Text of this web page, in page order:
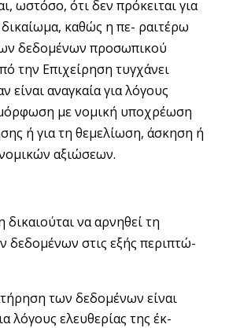
ωστόσο, ότι δεν πρόκειται για
καθώς η πε- ραιτέρω
δεδομένων προσωπικού
την Επιχείρηση τυγχάνει
είναι αναγκαία για λόγους
με νομική υποχρέωση
ή για τη θεμελίωση, άσκηση ή
αξιώσεων.
δικαιούται να αρνηθεί τη
δεδομένων στις εξής περιπτώ-
των δεδομένων είναι
λόγους ελευθερίας της έκ-